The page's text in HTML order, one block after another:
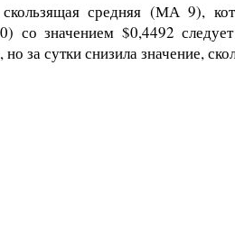
средняя (МА 9),
со значением $0,4492
но за сутки снизила значение,